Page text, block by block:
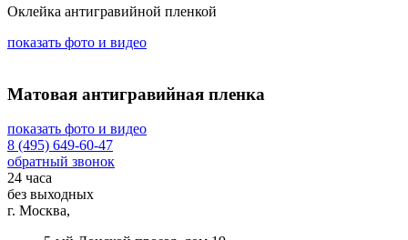
Оклейка антигравийной пленкой
показать фото и видео
Матовая антигравийная пленка
показать фото и видео
8 (495) 649-60-47
обратный звонок
24 часа
без выходных
г. Москва,